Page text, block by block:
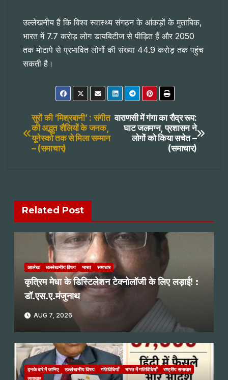
उल्लेखनीय है कि विश्व स्वास्थ्य संगठन के आंकड़ों के मुताबिक,
भारत में 7.7 करोड़ लोग डायबिटीज से पीड़ित हैं और 2050
तक मोटापे से प्रभावित लोगों की संख्या 44.9 करोड़ तक पहुंच
सकती है।
Post
navigation
वाराणसी में गंगा का रौद्र रूप:
घाट जलमग्न, प्रशासन ने
लोगों को किया सचेत –
(समाचार)
सुरों की ‘मिश्रबानी’ : संगीत
की अद्भुत शैलियों के जनक,
यूनेस्को तक से मिला सम्मान
– (समाचार)
Related Post
आलेख उल्लेखनीय विषय भारत समाचार
कृत्रिम मेधा के डिस्टिलेशन टेक्नोलॉजी के लिए लड़ाई! :
डॉ.एस.ए.मंजुनाथ
AUG 7, 2026
इनके बारे में जानिए उल्लेखनीय विषय गतिविधियाँ भारत में गतिविधियाँ
राष्ट्रीय समाचार
समाचार